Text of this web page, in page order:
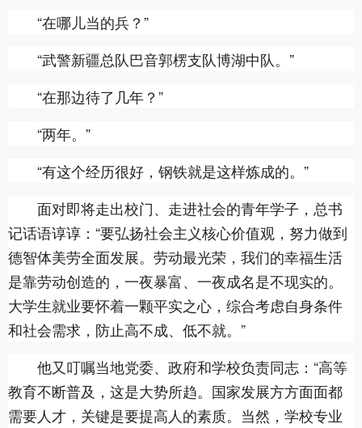
“在哪儿当的兵？”
“武警新疆总队巴音郭楞支队博湖中队。”
“在那边待了几年？”
“两年。”
“有这个经历很好，钢铁就是这样炼成的。”
面对即将走出校门、走进社会的青年学子，总书
记话语谆谆：“要弘扬社会主义核心价值观，努力做到
德智体美劳全面发展。劳动最光荣，我们的幸福生活
是靠劳动创造的，一夜暴富、一夜成名是不现实的。
大学生就业要怀着一颗平实之心，综合考虑自身条件
和社会需求，防止高不成、低不就。”
他又叮嘱当地党委、政府和学校负责同志：“高等
教育不断普及，这是大势所趋。国家发展方方面面都
需要人才，关键是要提高人的素质。当然，学校专业